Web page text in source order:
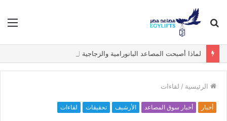
بحث
الرئيسية / لقاءات
أخبار أخبار سوق المصاعد الأرشيف تحقيقات لقاءات